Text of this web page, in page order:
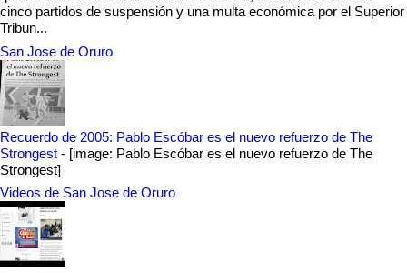
cinco partidos de suspensión y una multa económica por el Superior
Tribun...
San Jose de Oruro
Recuerdo de 2005: Pablo Escóbar es el nuevo refuerzo de The
Strongest - [image: Pablo Escóbar es el nuevo refuerzo de The
Strongest]
Videos de San Jose de Oruro